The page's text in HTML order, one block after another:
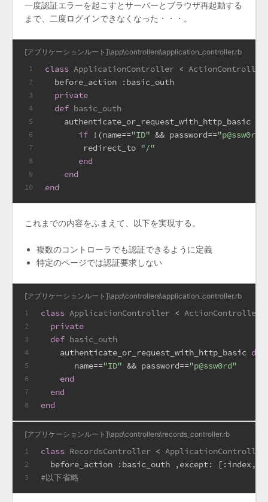
一度認証エラーを起こすとサーバーとブラウザ再起動する
まで、二度ログインできなくなった・・・。
[アプリケーションルート]\app\controllers\application_controller.rb
1
2
3
4
5
6
7
8
9
10
class ApplicationController <
  before_action
:basic_outh
private
def basic_outh
    authenticate_or_request_with_http_basic
if !(name=="ID" && password=="p@ssw0rd"
        redirect_to
"/"
end
end
end
これまでの内容をふまえて、以下を実現する。
複数のコントローラでも認証できるように定義
特定のページでは認証要求しない
[アプリケーションルート]\app\controllers\application_controller.rb
1
2
3
4
5
6
7
8
class ApplicationController <
private
def basic_outh
    authenticate_or_request_with_http_basic
do
       name==
"ID" && password=="p@ssw0rd"
end
end
end
[アプリケーションルート]\app\controllers\records_controller.rb
1
2
3
class RecordsController < ApplicationController
  before_action
:basic_outh ,except: [ :index,
#以下省略